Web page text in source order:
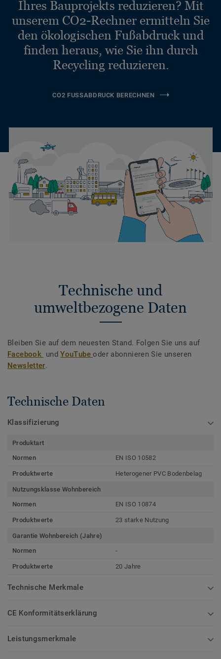
Ihres Bauprojekts reduzieren? Mit
unserem CO2-Rechner ermitteln Sie
den ökologischen Fußabdruck und
finden heraus, wie Sie ihn durch
Recycling reduzieren.
CO2 FUSSABDRUCK BERECHNEN
Technische und
umweltbezogene Daten
Bleiben Sie auf dem neuesten Stand. Folgen Sie uns auf
Facebook undYouTubeoder abonnieren Sie unseren
Newsletter.
Technische Daten
Klassifizierung
Produktart
Normen
EN ISO 10582
Produktwerte Heterogener PVC Bodenbelag
Nutzungsklasse Wohnbereich
Normen
EN ISO 10874
Produktwerte 23 starke Nutzung
Garantie Wohnbereich (Jahre)
Normen
-
Produktwerte 20 Jahre
Technische Merkmale
CE Konformitätserklärung
Leistungsmerkmale